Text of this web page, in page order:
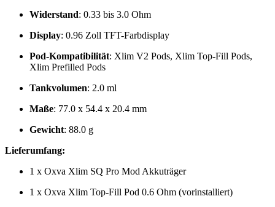
Widerstand: 0.33 bis 3.0 Ohm
Display: 0.96 Zoll TFT-Farbdisplay
Pod-Kompatibilität: Xlim V2 Pods, Xlim Top-Fill Pods,
Xlim Prefilled Pods
Tankvolumen: 2.0 ml
Maße: 77.0 x 54.4 x 20.4 mm
Gewicht: 88.0 g
Lieferumfang:
1 x Oxva Xlim SQ Pro Mod Akkuträger
1 x Oxva Xlim Top-Fill Pod 0.6 Ohm (vorinstalliert)